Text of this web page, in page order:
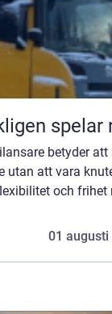
tiden verkligen
betyder att
utan att vara
och frihet
01 augusti